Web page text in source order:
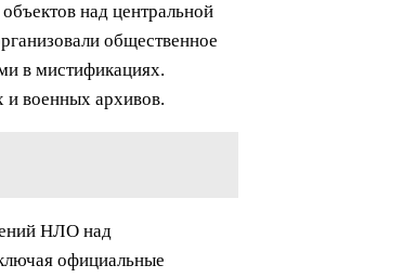
над центральной
общественное
в мистификациях.
и военных архивов.
НЛО над
официальные